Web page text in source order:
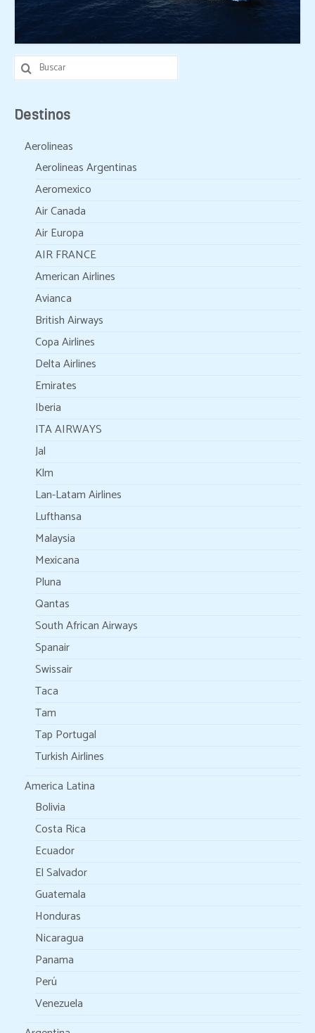
Buscar
por:
Destinos
Aerolineas
Aerolineas Argentinas
Aeromexico
Air Canada
Air Europa
AIR FRANCE
American Airlines
Avianca
British Airways
Copa Airlines
Delta Airlines
Emirates
Iberia
ITA AIRWAYS
Jal
Klm
Lan-Latam Airlines
Lufthansa
Malaysia
Mexicana
Pluna
Qantas
South African Airways
Spanair
Swissair
Taca
Tam
Tap Portugal
Turkish Airlines
America Latina
Bolivia
Costa Rica
Ecuador
El Salvador
Guatemala
Honduras
Nicaragua
Panama
Perú
Venezuela